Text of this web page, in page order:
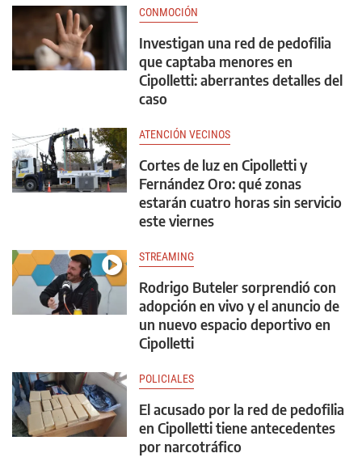
CONMOCIÓN
Investigan una red de pedofilia
que captaba menores en
Cipolletti: aberrantes detalles del
caso
ATENCIÓN VECINOS
Cortes de luz en Cipolletti y
Fernández Oro: qué zonas
estarán cuatro horas sin servicio
este viernes
STREAMING
Rodrigo Buteler sorprendió con
adopción en vivo y el anuncio de
un nuevo espacio deportivo en
Cipolletti
POLICIALES
El acusado por la red de pedofilia
en Cipolletti tiene antecedentes
por narcotráfico